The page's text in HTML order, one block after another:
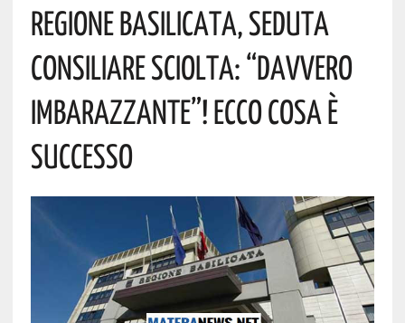
Regione Basilicata, Seduta
Consiliare Sciolta: “Davvero
Imbarazzante”! Ecco Cosa È
Successo